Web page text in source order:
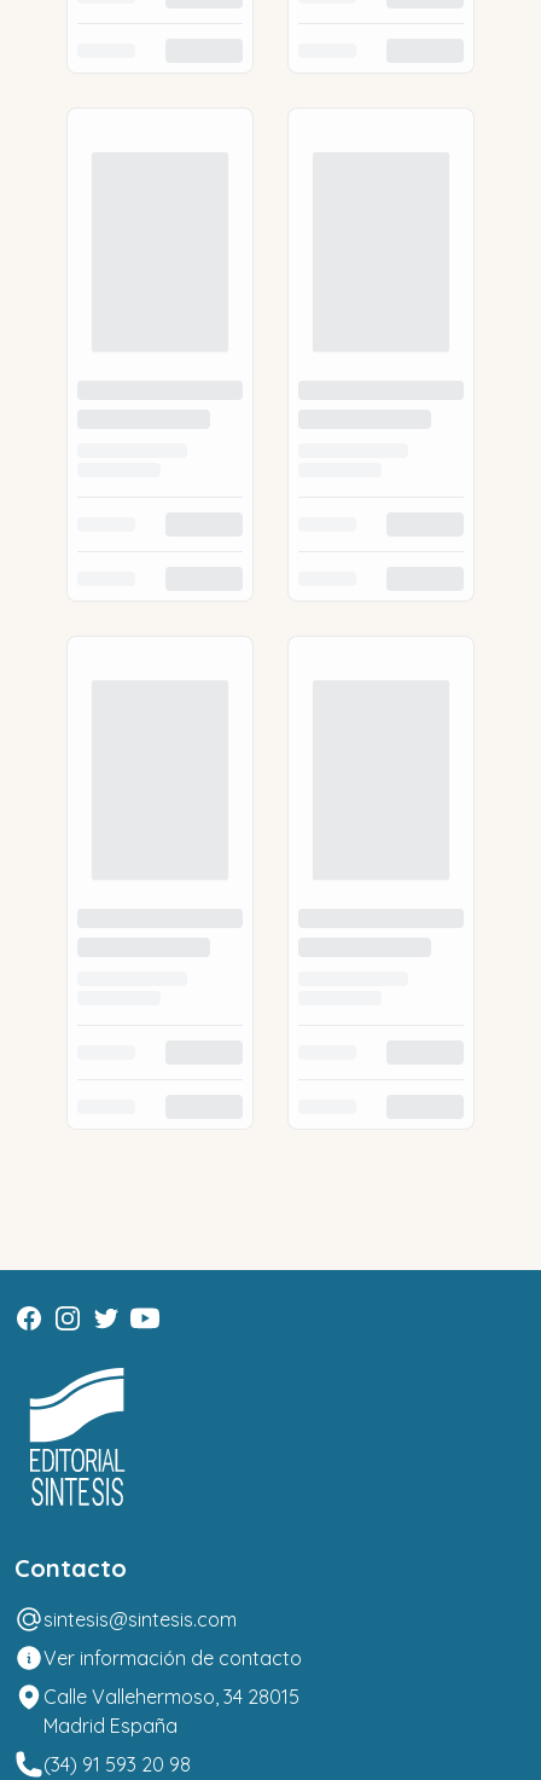
Contacto
sintesis@sintesis.com
Ver información de contacto
Calle Vallehermoso, 34 28015
Madrid España
(34) 91 593 20 98